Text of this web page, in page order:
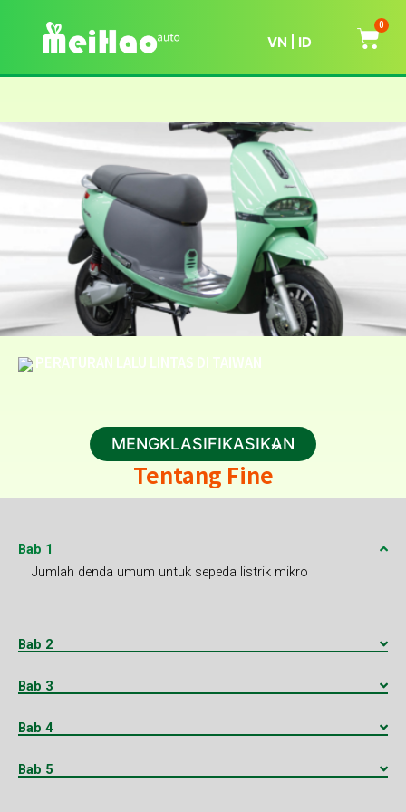
VN ID
0
PERATURAN LALU LINTAS DI TAIWAN
MENGKLASIFIKASIKAN
Tentang Fine
Bab 1
Jumlah denda umum untuk sepeda listrik mikro
Bab 2
Bab 3
Bab 4
Bab 5